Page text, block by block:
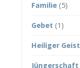
Familie (5)
Gebet (1)
Heiliger Geist
Jüngerschaft